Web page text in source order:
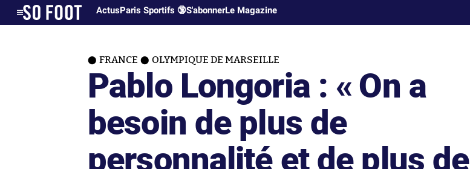
ActusParis Sportifs 🔞S'abonnerLe Magazine
FRANCE OLYMPIQUE DE MARSEILLE
Pablo Longoria : « On a
besoin de plus de
personnalité et de plus de